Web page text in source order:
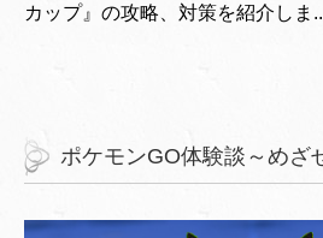
カップ』の攻略、対策を紹介しま
ポケモンGO体験談～めざ